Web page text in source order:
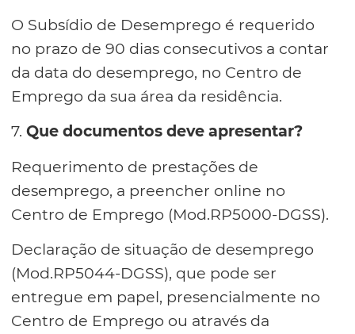
O Subsídio de Desemprego é requerido
no prazo de 90 dias consecutivos a contar
da data do desemprego, no Centro de
Emprego da sua área da residência.
7. Que documentos deve apresentar?
Requerimento de prestações de
desemprego, a preencher online no
Centro de Emprego (Mod.RP5000-DGSS).
Declaração de situação de desemprego
(Mod.RP5044-DGSS), que pode ser
entregue em papel, presencialmente no
Centro de Emprego ou através da